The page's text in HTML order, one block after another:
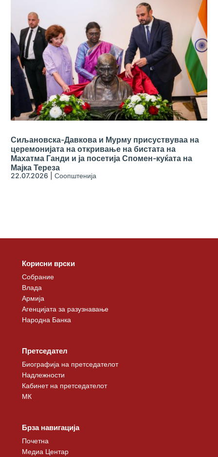
Сиљановска-Давкова и Мурму присуствуваа на
церемонијата на откривање на бистата на
Махатма Ганди и ја посетија Спомен-куќата на
Мајка Тереза
22.07.2026 |Соопштенија
Корисни врски
Собрание
Влада
Армија
Агенцијата за разузнавање
Народна Банка
Претседател
Биографија на претседателот
Надлежности
Кабинет на претседателот
МК
Брза навигација
Почетна
Медиа Центар